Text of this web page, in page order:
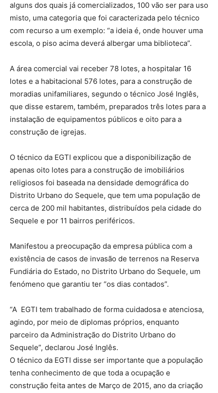
alguns dos quais já comercializados, 100 vão ser para uso
misto, uma categoria que foi caracterizada pelo técnico
com recurso a um exemplo: “a ideia é, onde houver uma
escola, o piso acima deverá albergar uma biblioteca”.
A área comercial vai receber 78 lotes, a hospitalar 16
lotes e a habitacional 576 lotes, para a construção de
moradias unifamiliares, segundo o técnico José Inglês,
que disse estarem, também, preparados três lotes para a
instalação de equipamentos públicos e oito para a
construção de igrejas.
O técnico da EGTI explicou que a disponibilização de
apenas oito lotes para a construção de imobiliários
religiosos foi baseada na densidade demográfica do
Distrito Urbano do Sequele, que tem uma população de
cerca de 200 mil habitantes, distribuídos pela cidade do
Sequele e por 11 bairros periféricos.
Manifestou a preocupação da empresa pública com a
existência de casos de invasão de terrenos na Reserva
Fundiária do Estado, no Distrito Urbano do Sequele, um
fenómeno que garantiu ter “os dias contados”.
“A EGTI tem trabalhado de forma cuidadosa e atenciosa,
agindo, por meio de diplomas próprios, enquanto
parceiro da Administração do Distrito Urbano do
Sequele”, declarou José Inglês.
O técnico da EGTI disse ser importante que a população
tenha conhecimento de que toda a ocupação e
construção feita antes de Março de 2015, ano da criação